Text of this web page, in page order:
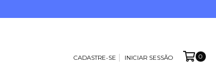
CADASTRE-SE INICIAR SESSÃO 0